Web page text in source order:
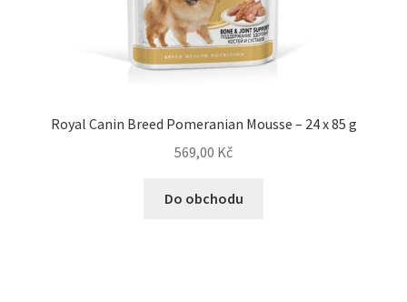
Royal Canin Breed Pomeranian Mousse – 24 x 85 g
569,00 Kč
Do obchodu